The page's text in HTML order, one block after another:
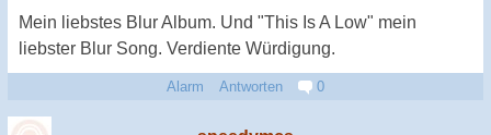
Mein liebstes Blur Album. Und "This Is A Low" mein
liebster Blur Song. Verdiente Würdigung.
Alarm Antworten 0